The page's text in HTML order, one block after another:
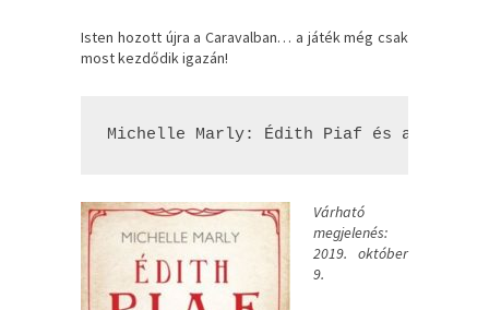
Isten hozott újra a Caravalban… a játék még csak
most kezdődik igazán!
Michelle Marly: Édith Piaf és a
Várható
megjelenés:
2019. október
9.